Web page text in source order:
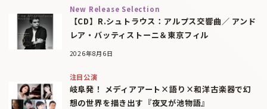
New Release Selection
【CD】R.シュトラウス：アルプス交響曲／ アンド
レア・バッティストーニ＆東京フィル
2026年8月6日
注目公演
岐阜発！ メディアアート×語り×和洋古楽器で幻
想の世界を描き出す『夜叉が池物語』